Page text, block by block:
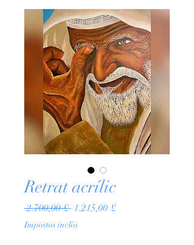
Retrat acrílic
2.700,00 £ Preu
normal
1.215,00 £Preu
Impostos inclòs